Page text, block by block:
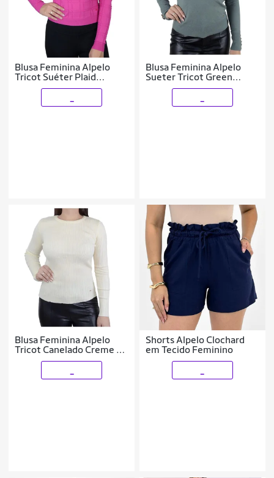
Blusa Feminina Alpelo
Tricot Suéter Plaid
Mulberry - 1090043
Blusa Feminina Alpelo
Sueter Tricot Green
Dusty - 10900
Blusa Feminina Alpelo
Tricot Canelado Creme -
10900585
Shorts Alpelo Clochard
em Tecido Feminino